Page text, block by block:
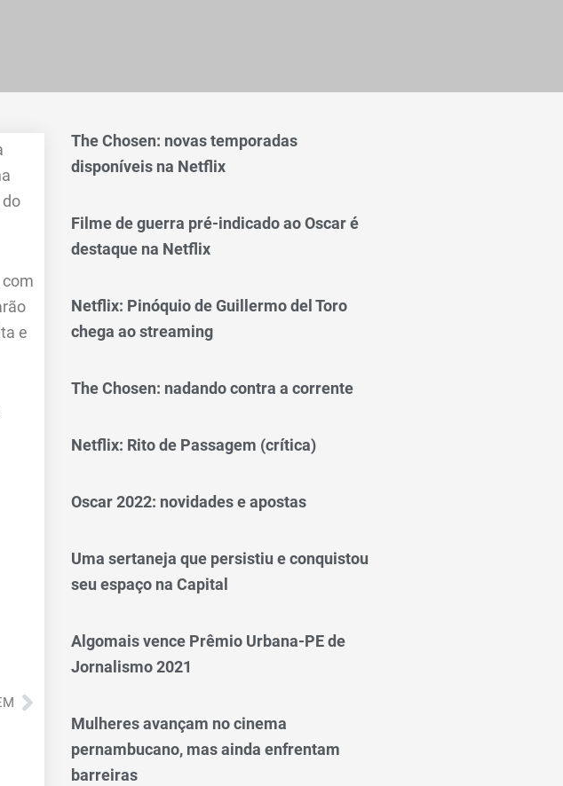
e
Próximo
The Chosen: novas temporadas
disponíveis na Netflix
Filme de guerra pré-indicado ao Oscar é
destaque na Netflix
Netflix: Pinóquio de Guillermo del Toro
chega ao streaming
The Chosen: nadando contra a corrente
Netflix: Rito de Passagem (crítica)
Oscar 2022: novidades e apostas
Uma sertaneja que persistiu e conquistou
seu espaço na Capital
Algomais vence Prêmio Urbana-PE de
Jornalismo 2021
Mulheres avançam no cinema
pernambucano, mas ainda enfrentam
barreiras